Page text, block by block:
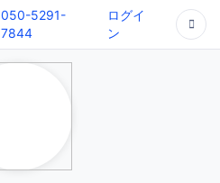
050-5291-
7844
ログイ
ン